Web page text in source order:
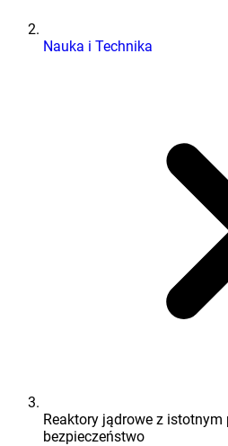
Nauka i Technika
Reaktory jądrowe z istotnym
bezpieczeństwo